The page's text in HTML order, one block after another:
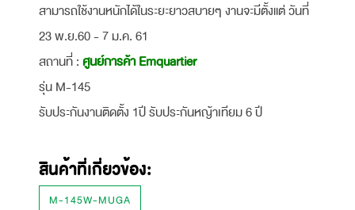
สามารถใช้งานหนักได้ในระยะยาวสบายๆ งานจะมีตั้งแต่ วันที่
23 พ.ย.60 - 7 ม.ค. 61
สถานที่ : ศูนย์การค้า Emquartier
รุ่น M-145
รับประกันงานติดตั้ง 1ปี รับประกันหญ้าเทียม 6 ปี
สินค้าที่เกี่ยวข้อง:
M-145W-MUGA